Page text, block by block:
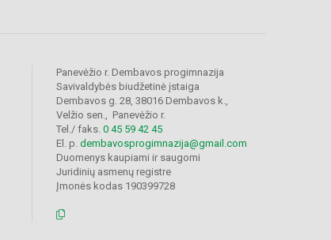
Panevėžio r. Dembavos progimnazija
Savivaldybės biudžetinė įstaiga
Dembavos g. 28, 38016 Dembavos k.,
Velžio sen., Panevėžio r.
Tel./ faks. 0 45 59 42 45
El. p. dembavosprogimnazija@gmail.com
Duomenys kaupiami ir saugomi
Juridinių asmenų registre
Įmonės kodas 190399728